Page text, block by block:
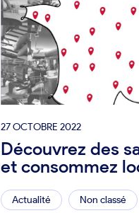
27 OCTOBRE 2022
Découvrez des
et consommez
Actualité Non classé